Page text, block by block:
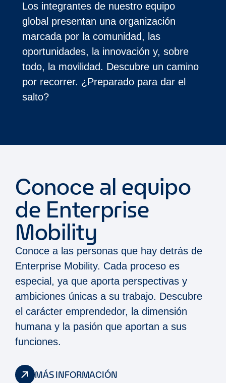
Los integrantes de nuestro equipo
global presentan una organización
marcada por la comunidad, las
oportunidades, la innovación y, sobre
todo, la movilidad. Descubre un camino
por recorrer. ¿Preparado para dar el
salto?
Conoce al equipo
de Enterprise
Mobility
Conoce a las personas que hay detrás de
Enterprise Mobility. Cada proceso es
especial, ya que aporta perspectivas y
ambiciones únicas a su trabajo. Descubre
el carácter emprendedor, la dimensión
humana y la pasión que aportan a sus
funciones.
MÁS INFORMACIÓN